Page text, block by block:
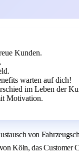
Kunden.
warten auf dich!
im Leben der
Motivation.
von
Köln, das